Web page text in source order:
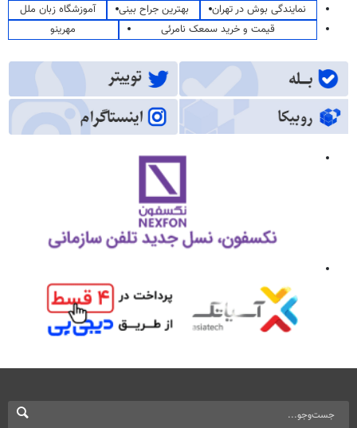
نمایندگی بوش در تهران
بهترین جراح بینی
آموزشگاه زبان ملل
قیمت و خرید سمعک نامرئی
مهرینو